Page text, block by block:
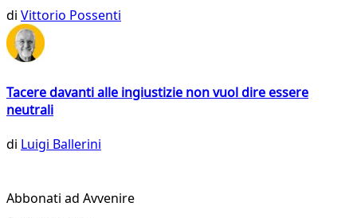
di Vittorio Possenti
Tacere davanti alle ingiustizie non vuol dire essere
neutrali
di Luigi Ballerini
Abbonati ad Avvenire